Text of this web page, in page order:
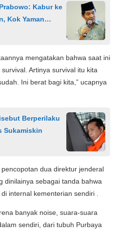
Kabur ke
Kok Yaman
mengatakan bahwa saat ini
Artinya survival itu kita
Ini berat bagi kita,” ucapnya
Berperilaku
Sukamiskin
dua direktur jenderal
dinilainya sebagai tanda bahwa
internal kementerian sendiri .
banyak noise, suara-suara
sendiri, dari tubuh Purbaya